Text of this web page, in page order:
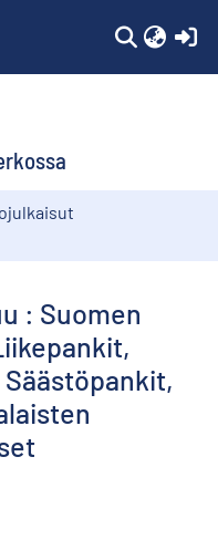
: Suomen